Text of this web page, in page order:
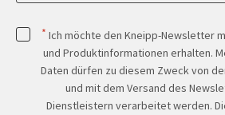
* Ich möchte den Kneipp-Newsletter
und Produktinformationen erhalten.
Daten dürfen zu diesem Zweck von
und mit dem Versand des
Dienstleistern verarbeitet werden.